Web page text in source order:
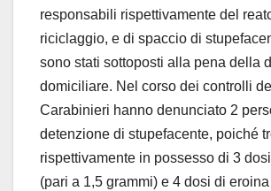
responsabili rispettivamente del
riciclaggio, e di spaccio di
sono stati sottoposti alla pena della
domiciliare. Nel corso dei controlli
Carabinieri hanno denunciato 2
detenzione di stupefacente, poiché
rispettivamente in possesso di 3
(pari a 1,5 grammi) e 4 dosi di eroina